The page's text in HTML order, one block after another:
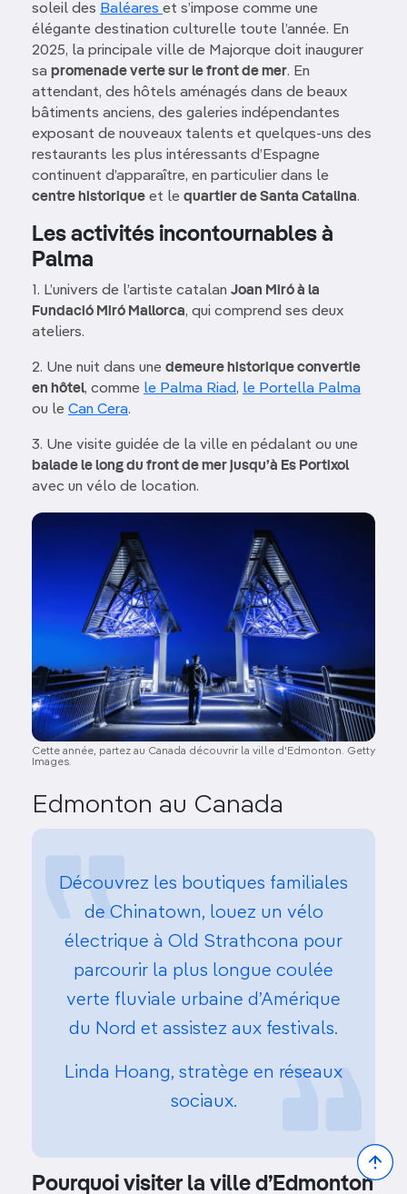
soleil des Baléares et s’impose comme une
élégante destination culturelle toute l’année. En
2025, la principale ville de Majorque doit inaugurer
sa promenade verte sur le front de mer. En
attendant, des hôtels aménagés dans de beaux
bâtiments anciens, des galeries indépendantes
exposant de nouveaux talents et quelques-uns des
restaurants les plus intéressants d’Espagne
continuent d’apparaître, en particulier dans le
centre historique et le quartier de Santa Catalina.
Les activités incontournables à
Palma
1. L’univers de l’artiste catalan Joan Miró à la
Fundació Miró Mallorca, qui comprend ses deux
ateliers.
2. Une nuit dans une demeure historique convertie
en hôtel, comme le Palma Riad, le Portella Palma
ou le Can Cera.
3. Une visite guidée de la ville en pédalant ou une
balade le long du front de mer jusqu’à Es Portixol
avec un vélo de location.
Image
Cette année, partez au Canada découvrir la ville d'Edmonton. Getty
Images.
Edmonton au Canada
Découvrez les boutiques familiales
de Chinatown, louez un vélo
électrique à Old Strathcona pour
parcourir la plus longue coulée
verte fluviale urbaine d’Amérique
du Nord et assistez aux festivals.
Linda Hoang, stratège en réseaux
sociaux.
Pourquoi visiter la ville d’Edmontonto